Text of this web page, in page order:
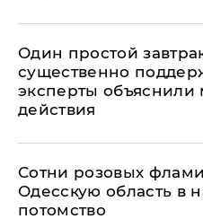
Один простой
существенно
эксперты объяснили
действия
Сотни розовых
Одесскую область в
потомство